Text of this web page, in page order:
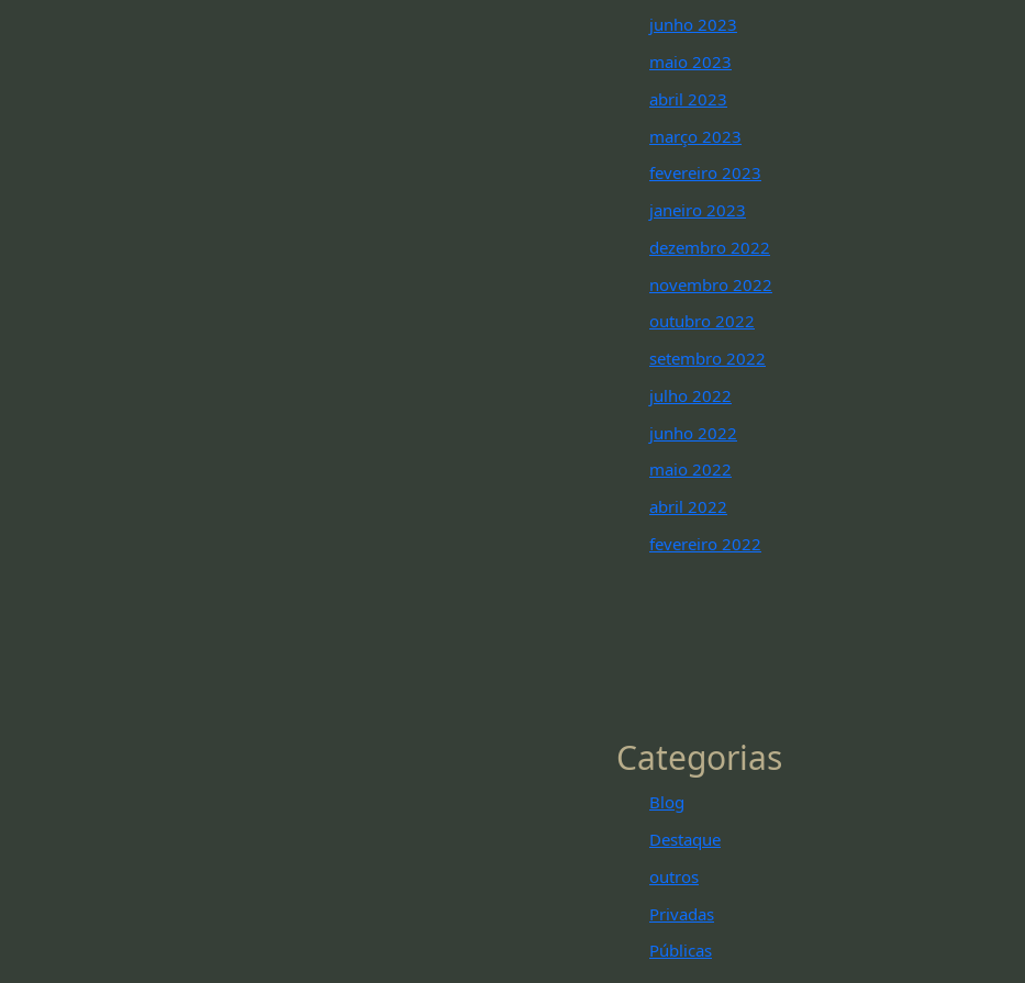
junho 2023
maio 2023
abril 2023
março 2023
fevereiro 2023
janeiro 2023
dezembro 2022
novembro 2022
outubro 2022
setembro 2022
julho 2022
junho 2022
maio 2022
abril 2022
fevereiro 2022
Categorias
Blog
Destaque
outros
Privadas
Públicas